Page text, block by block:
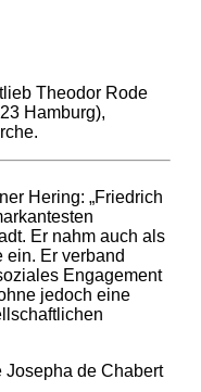
Theodor Rode
Hamburg),
Hering: „Friedrich
Er nahm auch als
Er verband
Engagement
jedoch eine
Josepha de Chabert